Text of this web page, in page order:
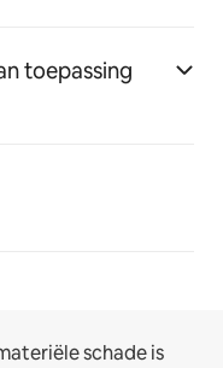
toepassing
schade is